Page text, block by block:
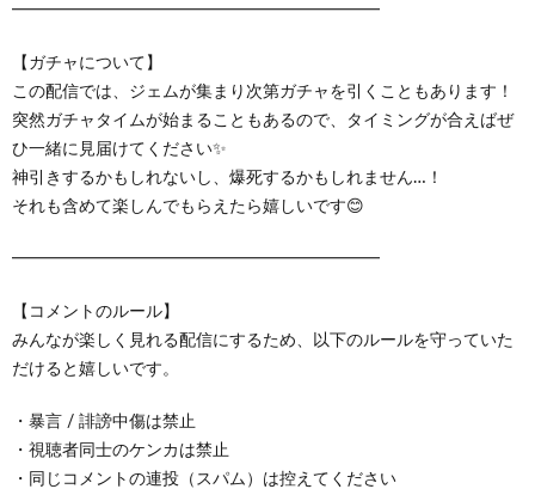
━━━━━━━━━━━━━━━━━━━━━━
【ガチャについて】
この配信では、ジェムが集まり次第ガチャを引くこともあります！
突然ガチャタイムが始まることもあるので、タイミングが合えばぜ
ひ一緒に見届けてください✨
神引きするかもしれないし、爆死するかもしれません…！
それも含めて楽しんでもらえたら嬉しいです😊
━━━━━━━━━━━━━━━━━━━━━━
【コメントのルール】
みんなが楽しく見れる配信にするため、以下のルールを守っていた
だけると嬉しいです。
・暴言 / 誹謗中傷は禁止
・視聴者同士のケンカは禁止
・同じコメントの連投（スパム）は控えてください